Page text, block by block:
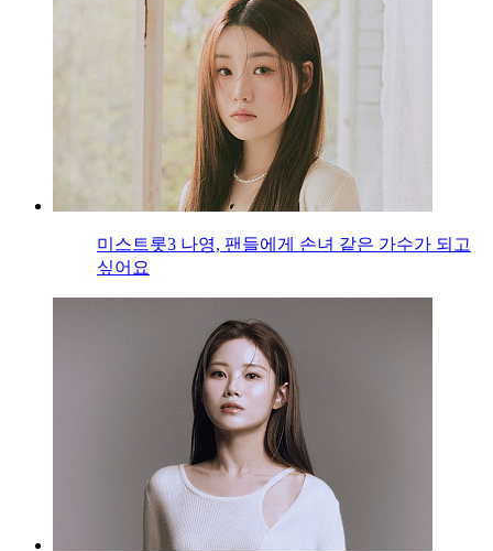
미스트롯3 나영, 팬들에게 손녀 같은 가수가 되고
싶어요